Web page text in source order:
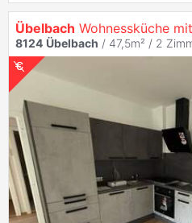
Übelbach Wohnessküche mit
8124 Übelbach / 47,5m² / 2